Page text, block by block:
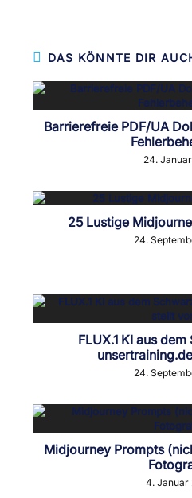
DAS KÖNNTE DIR
Barrierefreie PDF/UA
24.
25 Lustige
24.
FLUX.1 KI aus
24.
Midjourney Prompts
4. Januar